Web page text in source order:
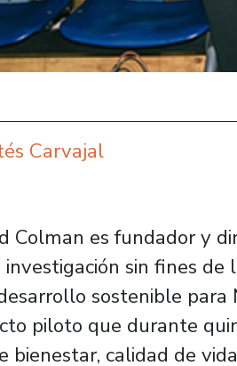
Carvajal
Colman es fundador y
sin fines
sostenible para
piloto que durante
bienestar, calidad de